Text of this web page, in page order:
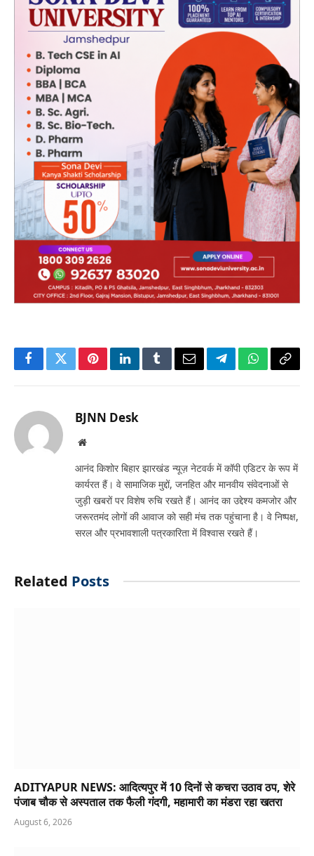
FacebookTwitterPinterestLinkedInTumblrEmailTelegramWhatsApp
Copy
BJNN Desk
Website
आनंद किशोर बिहार झारखंड न्यूज़ नेटवर्क में कॉपी एडिटर के रूप में
कार्यरत हैं। वे सामाजिक मुद्दों, जनहित और मानवीय संवेदनाओं से
जुड़ी खबरों पर विशेष रुचि रखते हैं। आनंद का उद्देश्य कमजोर और
जरूरतमंद लोगों की आवाज को सही मंच तक पहुंचाना है। वे निष्पक्ष,
सरल और प्रभावशाली पत्रकारिता में विश्वास रखते हैं।
Related Posts
ADITYAPUR NEWS: आदित्यपुर में 10 दिनों से कचरा उठाव ठप, शेरे
पंजाब चौक से अस्पताल तक फैली गंदगी, महामारी का मंडरा रहा खतरा
August 6, 2026